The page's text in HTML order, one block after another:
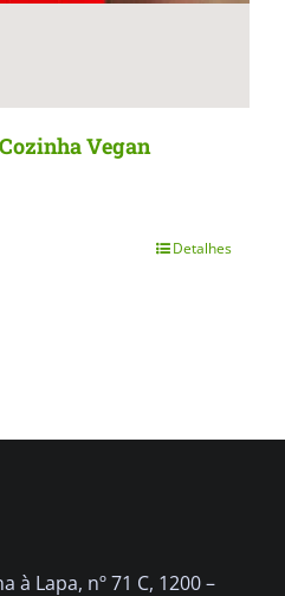
Vegan
Detalhes
à Lapa, nº 71 C, 1200 –